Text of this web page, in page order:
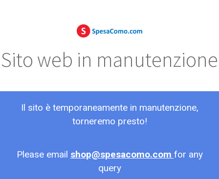
Sito web in manutenzione
Il sito è temporaneamente in manutenzione,
torneremo presto!
Please email shop@spesacomo.com for any
query